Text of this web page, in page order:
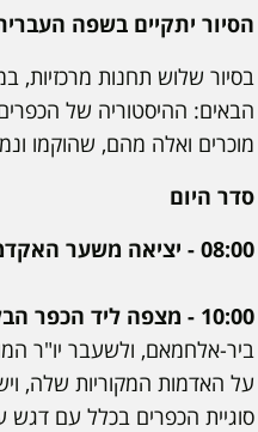
הסיור יתקיים בשפה
בסיור שלוש תחנות מרכזיות,
הבאים: ההיסטוריה של
מוכרים ואלה מהם, שהוקמו
סדר היום
08:00 - יציאה משער האקדמיה
10:00 - מצפה ליד הכפר הבלתי מוכר, ח'שם זנה.
ביר-אלחמאם, ולשעבר יו"ר
על האדמות המקוריות שלה,
סוגיית הכפרים בכלל עם